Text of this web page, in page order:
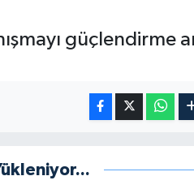
güçlendirme